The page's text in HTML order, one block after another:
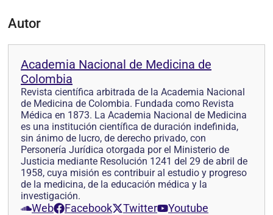
Autor
Academia Nacional de Medicina de
Colombia
Revista científica arbitrada de la Academia Nacional
de Medicina de Colombia. Fundada como Revista
Médica en 1873. La Academia Nacional de Medicina
es una institución científica de duración indefinida,
sin ánimo de lucro, de derecho privado, con
Personería Jurídica otorgada por el Ministerio de
Justicia mediante Resolución 1241 del 29 de abril de
1958, cuya misión es contribuir al estudio y progreso
de la medicina, de la educación médica y la
investigación.
Web Facebook Twitter Youtube